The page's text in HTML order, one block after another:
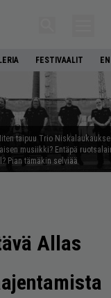
FESTIVAALIT
taipuu Trio
musiikki? Entäpä
Pian tämäkin selviää
Allas